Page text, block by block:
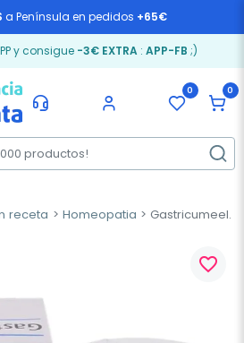
a Península en pedidos +65€
y consigue -3€ EXTRA: APP-FB ;)
0 0
receta Homeopatia Gastricumeel.
favorite_border